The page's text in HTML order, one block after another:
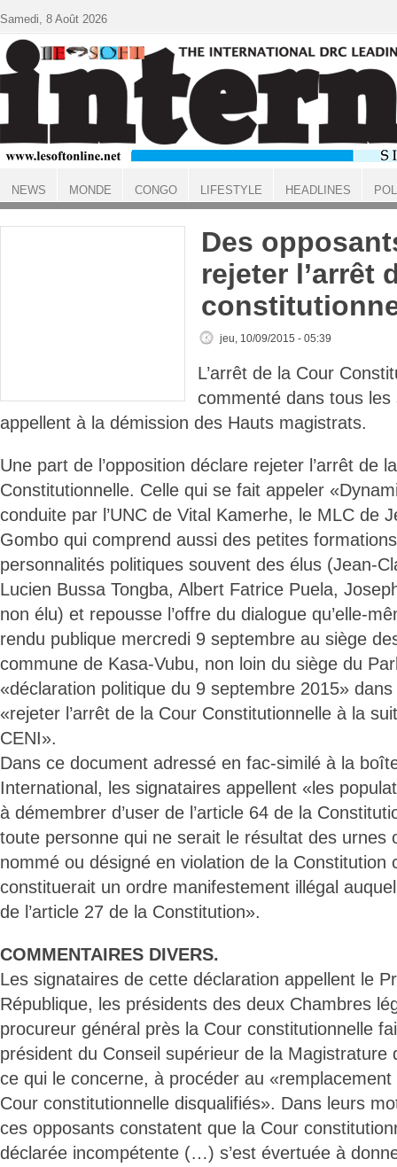
ACCUEIL
Des
rejeter l’arrêt
jeu, 10/09/2015 - 05:39
L’arrêt de la Cour
commenté dans tous
appellent à la démission des Hauts magistrats.
Une part de l’opposition déclare rejeter l’arrêt de
Constitutionnelle. Celle qui se fait appeler
conduite par l’UNC de Vital Kamerhe, le MLC de
Gombo qui comprend aussi des petites
personnalités politiques souvent des élus (Jean-
Lucien Bussa Tongba, Albert Fatrice Puela,
non élu) et repousse l’offre du dialogue qu’elle-
rendu publique mercredi 9 septembre au siège
commune de Kasa-Vubu, non loin du siège du
«déclaration politique du 9 septembre 2015»
«rejeter l’arrêt de la Cour Constitutionnelle à la
CENI».
Dans ce document adressé en fac-similé à la
International, les signataires appellent «les
à démembrer d’user de l’article 64 de la
toute personne qui ne serait le résultat des urnes
nommé ou désigné en violation de la Constitution
constituerait un ordre manifestement illégal
de l’article 27 de la Constitution».
COMMENTAIRES DIVERS.
Les signataires de cette déclaration appellent le
République, les présidents des deux Chambres
procureur général près la Cour constitutionnelle
président du Conseil supérieur de la Magistrature
ce qui le concerne, à procéder au
Cour constitutionnelle disqualifiés». Dans leurs
ces opposants constatent que la Cour
déclarée incompétente (…) s’est évertuée à
Samedi, 8 Août 2026
NEWS MONDE CONGO LIFESTYLE HEADLINES